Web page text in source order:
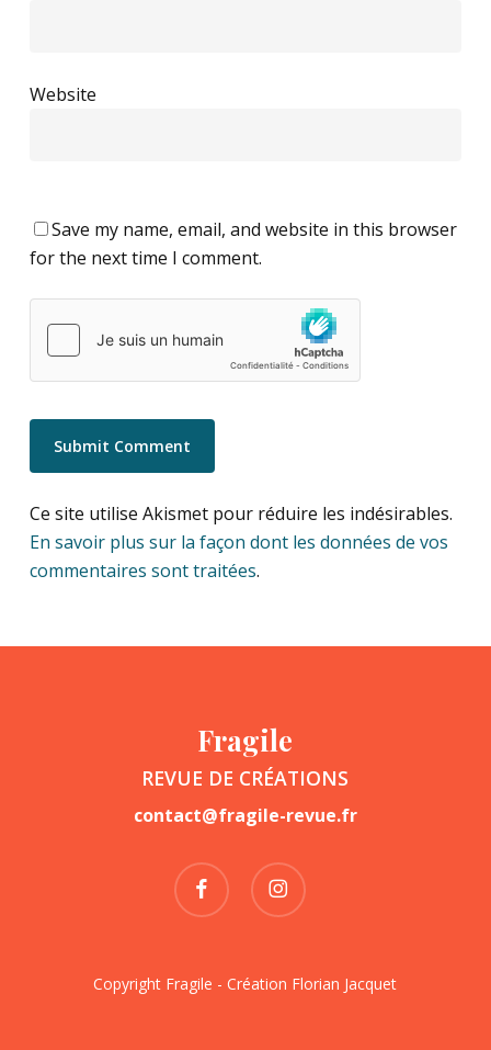
Website
Save my name, email, and website in this browser
for the next time I comment.
Ce site utilise Akismet pour réduire les indésirables.
En savoir plus sur la façon dont les données de vos
commentaires sont traitées.
Fragile
REVUE DE CRÉATIONS
contact@fragile-revue.fr
facebook instagram
Copyright Fragile - Création Florian Jacquet